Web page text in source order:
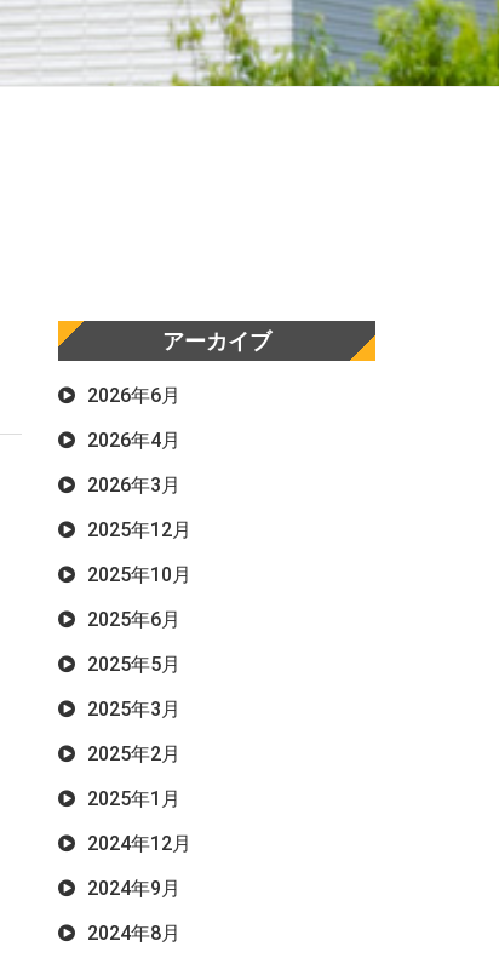
アーカイブ
2026年6月
2026年4月
2026年3月
2025年12月
2025年10月
2025年6月
2025年5月
2025年3月
2025年2月
2025年1月
2024年12月
2024年9月
2024年8月